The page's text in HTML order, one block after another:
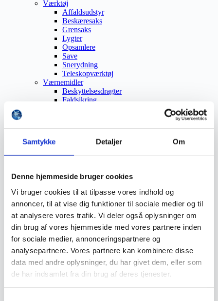
Samtykke Detaljer Om
Denne hjemmeside bruger cookies
Vi bruger cookies til at tilpasse vores indhold og
annoncer, til at vise dig funktioner til sociale medier og til
at analysere vores trafik. Vi deler også oplysninger om
din brug af vores hjemmeside med vores partnere inden
for sociale medier, annonceringspartnere og
analysepartnere. Vores partnere kan kombinere disse
data med andre oplysninger, du har givet dem, eller som
de har indsamlet fra din brug af deres tjenester.
Værktøj
Affaldsudstyr
Beskæresaks
Grensaks
Lygter
Opsamlere
Save
Snerydning
Teleskopværktøj
Værnemidler
Beskyttelsesdragter
Faldsikring
Åndedrætsværn
Affaldsbeholdere
Afspærring
Førstehjælp
Handsker
Hygiejne
Kemi håndtering
Plejeprodukter
Sikkerhedsfodtøj
Såler
Sandal
Sko
Støvler